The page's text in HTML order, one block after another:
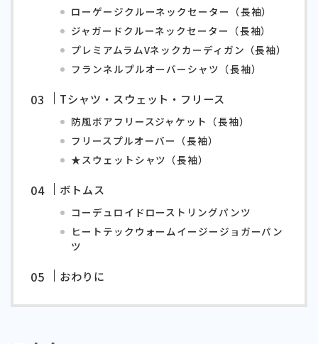
ローゲージクルーネックセーター（長袖）
ジャガードクルーネックセーター（長袖）
プレミアムラムVネックカーディガン（長袖）
フランネルプルオーバーシャツ（長袖）
Tシャツ・スウェット・フリース
防風ボアフリースジャケット（長袖）
フリースプルオーバー（長袖）
★スウェットシャツ（長袖）
ボトムス
コーデュロイドローストリングパンツ
ヒートテックウォームイージージョガーパン
ツ
おわりに